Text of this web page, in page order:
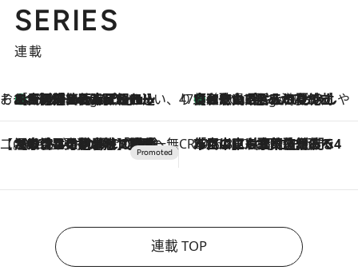
SERIES
連載
そおだよおこの関西おいしい、おやつ紀行
4 Hours Ago
［大阪府箕面市］一皿一皿目の前で仕上げられる、料理を巧みに組み込んだアシェットデセールコース「ミチル アシェット デセール（Michiru assiette dessert）」 47都道府県の手みやげ ひんやりスイーツで夏を満喫
4 Hours Ago
【和歌山県】この夏絶対食べたい 冷やしておいしいおやつ3選 みかんがごろっと丸ごと入ったジュレ
【CREA×星野リゾート】唯一無二。癒しと発見が待つ場所へ
2026.8.7
【トンボの足水浴】ヒノキの香りに包まれて涼感マックス！約13℃の湧水かけ流しを避暑地「星野温泉 トンボの湯」で体験 CREA'S CHOICE
2026.8.7
「立川にも歌舞伎があるんだよ」 片岡仁左衛門・市川中車ら豪華座組みで4年目の立川立飛歌舞伎へ
連載 TOP